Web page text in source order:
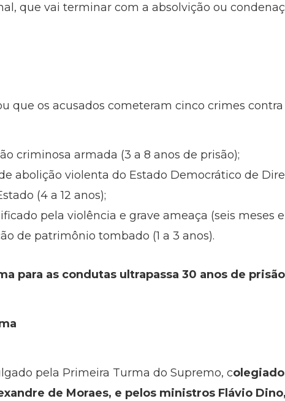
que vai terminar com a absolvição ou
que os acusados cometeram cinco crimes
criminosa armada (3 a 8 anos de prisão);
abolição violenta do Estado Democrático de
(4 a 12 anos);
pela violência e grave ameaça (seis meses
de patrimônio tombado (1 a 3 anos).
para as condutas ultrapassa 30 anos de
pela Primeira Turma do Supremo, c
de Moraes, e pelos ministros Flávio